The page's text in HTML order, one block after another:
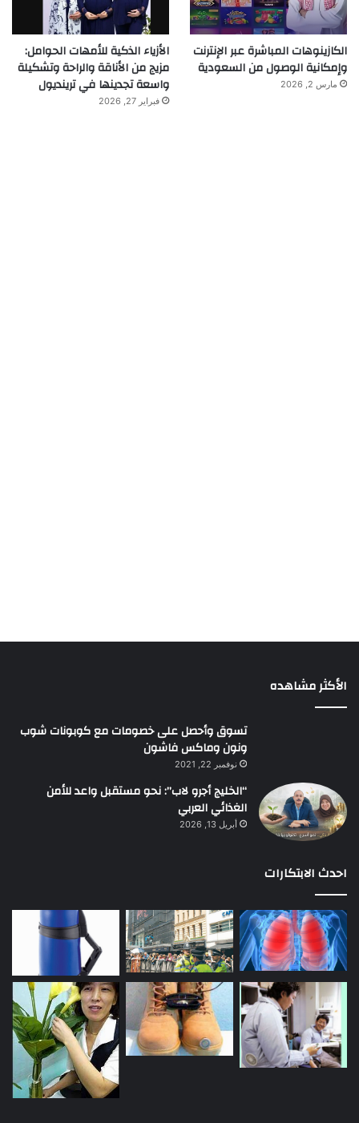
الكازينوهات المباشرة عبر الإنترنت
وإمكانية الوصول من السعودية
مارس 2, 2026
الأزياء الذكية للأمهات الحوامل:
مزيج من الأناقة والراحة وتشكيلة
واسعة تجدينها في ترينديول
فبراير 27, 2026
الأكثر مشاهده
تسوق وأحصل على خصومات مع كوبونات شوب
ونون وماكس فاشون
نوفمبر 22, 2021
“الخليج أجرو لاب”: نحو مستقبل واعد للأمن
الغذائي العربي
أبريل 13, 2026
احدث الابتكارات